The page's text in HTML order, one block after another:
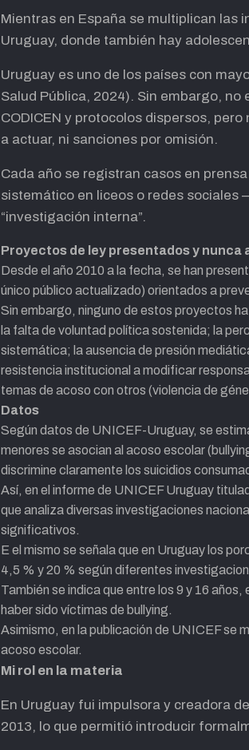
Mientras en España se multiplican las
Uruguay, donde también hay
Uruguay es uno de los países con
Salud Pública, 2024). Sin embargo,
CODICEN y protocolos dispersos,
a actuar, ni sanciones por omisión.
Cada año se registran casos en
sistemático en liceos o redes sociales
“investigación interna”.
Proyectos de ley presentados y nunca
Desde el año 2010 a la fecha, se han
único público actualizado) orientados a
Sin embargo, ninguno de estos proyectos
la falta de voluntad política sostenida; la
sistemática; la ausencia de presión
resistencia institucional a modificar
temas de acoso con otros (violencia de
Datos
Según datos de UNICEF-Uruguay, se
menores se asocian al acoso escolar
discrimine claramente los suicidios
Así, en el informe de UNICEF Uruguay
que analiza diversas investigaciones
significativos.
E el mismo se señala que en Uruguay los
4,5 % y 20 % según diferentes
También se indica que entre los 9 y 16
haber sido víctimas de bullying.
Asimismo, en la publicación de UNICEF se
acoso escolar.
Mi rol en la materia
En Uruguay fui impulsora y creadora
2013, lo que permitió introducir